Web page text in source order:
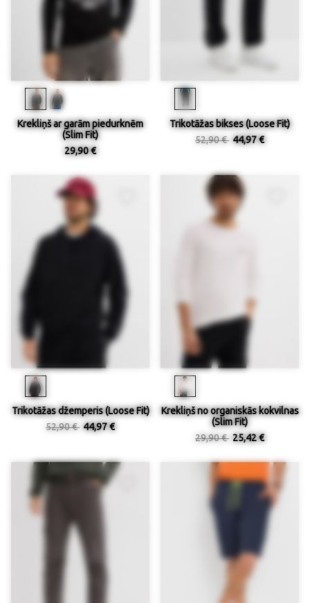
Krekliņš ar garām piedurknēm
(Slim Fit)
29,90 €
Trikotāžas bikses (Loose Fit)
52,90 € 44,97 €
Trikotāžas džemperis (Loose Fit)
52,90 € 44,97 €
Krekliņš no organiskās kokvilnas
(Slim Fit)
29,90 € 25,42 €